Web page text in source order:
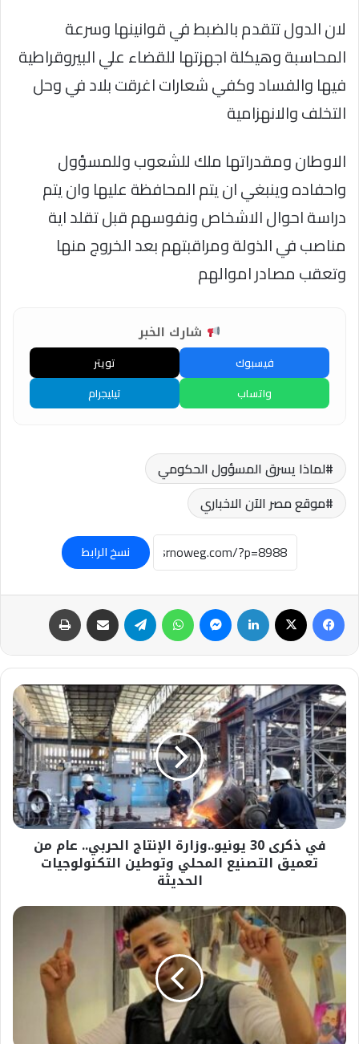
لان الدول تتقدم بالضبط في قوانينها وسرعة
المحاسبة وهيكلة اجهزتها للقضاء علي البيروقراطية
فيها والفساد وكفي شعارات اغرقت بلاد في وحل
التخلف والانهزامية
الاوطان ومقدراتها ملك للشعوب وللمسؤول
واحفاده وينبغي ان يتم المحافظة عليها وان يتم
دراسة احوال الاشخاص ونفوسهم قبل تقلد اية
مناصب في الذولة ومراقبتهم بعد الخروج منها
وتعقب مصادر اموالهم
شارك الخبر
فيسبوك
تويتر
واتساب
تيليجرام
لماذا يسرق المسؤول الحكومي
موقع مصر الآن الاخباري
نسخ الرابط
فيسبوك لينكدإن ماسنجر واتساب تيلقرام مشاركة عبر البريد
في
ذكرى
30
يونيو..وزارة
الإنتاج
الحربي..
عام
من
تعميق
التصنيع
المحلي
الحديثة
في ذكرى 30 يونيو..وزارة الإنتاج الحربي.. عام من
تعميق التصنيع المحلي وتوطين التكنولوجيات
الحديثة
عاجل-
حبس
إسلام
كابونجا
6
أشهر
بتهمة
نشر